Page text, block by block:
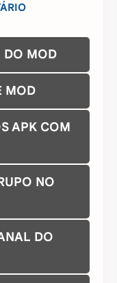
DO MOD
MOD
APK COM
NO
DO